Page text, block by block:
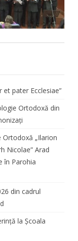
pater Ecclesiae”
Ortodoxă din
„Ilarion
Nicolae” Arad
în Parohia
din cadrul
la Școala